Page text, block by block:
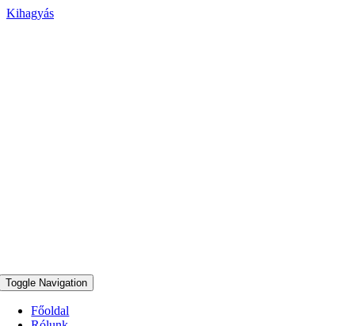
Kihagyás
Toggle Navigation
Főoldal